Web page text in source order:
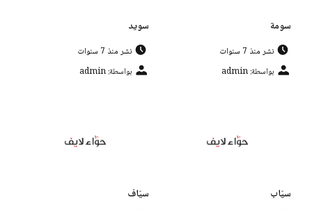
سومة
نشر منذ 7 سنوات
بواسطة: admin
سويد
نشر منذ 7 سنوات
بواسطة: admin
سيَاب سيَاف